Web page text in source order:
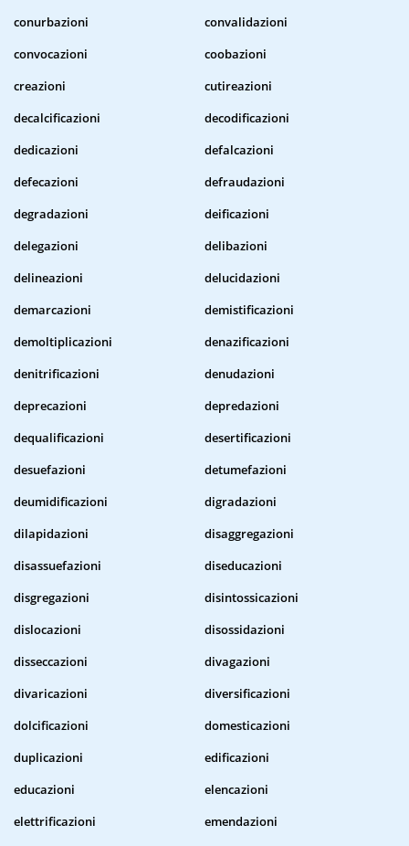
conurbazioni
convalidazioni
convocazioni
coobazioni
creazioni
cutireazioni
decalcificazioni
decodificazioni
dedicazioni
defalcazioni
defecazioni
defraudazioni
degradazioni
deificazioni
delegazioni
delibazioni
delineazioni
delucidazioni
demarcazioni
demistificazioni
demoltiplicazioni
denazificazioni
denitrificazioni
denudazioni
deprecazioni
depredazioni
dequalificazioni
desertificazioni
desuefazioni
detumefazioni
deumidificazioni
digradazioni
dilapidazioni
disaggregazioni
disassuefazioni
diseducazioni
disgregazioni
disintossicazioni
dislocazioni
disossidazioni
disseccazioni
divagazioni
divaricazioni
diversificazioni
dolcificazioni
domesticazioni
duplicazioni
edificazioni
educazioni
elencazioni
elettrificazioni
emendazioni